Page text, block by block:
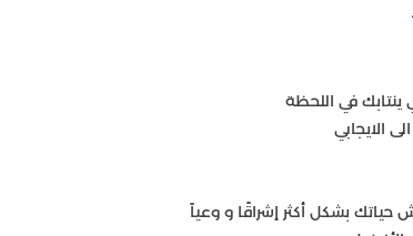
في اللحظة
الايجابي
بشكل أكثر إشراقًا و وعياً